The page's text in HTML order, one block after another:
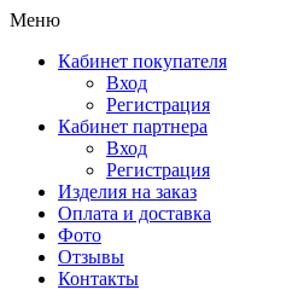
Меню
Кабинет покупателя
Вход
Регистрация
Кабинет партнера
Вход
Регистрация
Изделия на заказ
Оплата и доставка
Фото
Отзывы
Контакты